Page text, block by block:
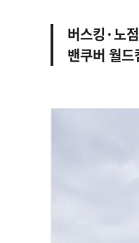
버스킹·노
밴쿠버 월